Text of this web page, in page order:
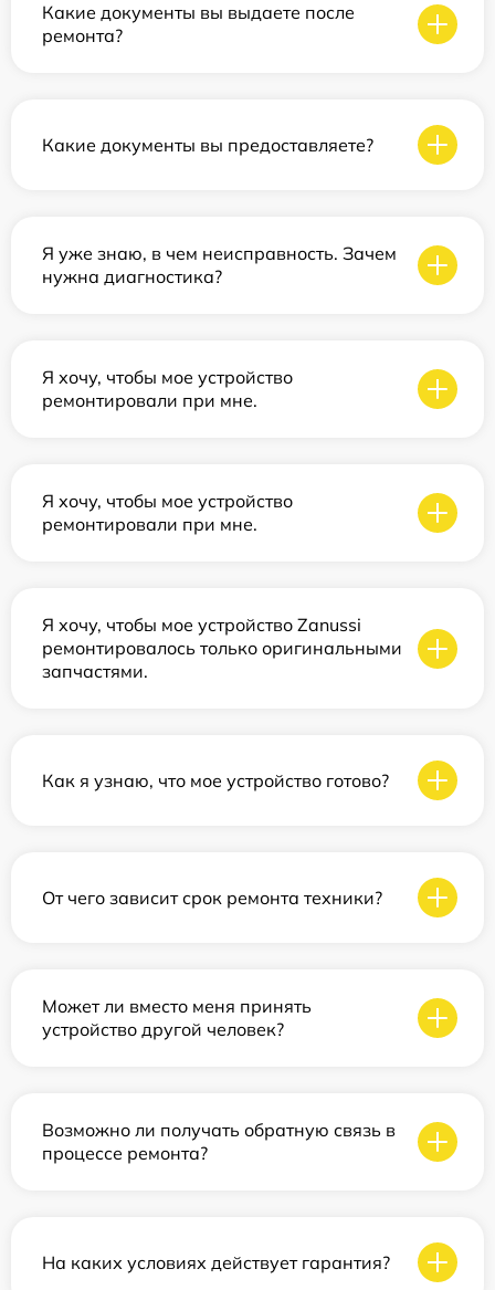
Какие документы вы выдаете после
ремонта?
Какие документы вы предоставляете?
Я уже знаю, в чем неисправность. Зачем
нужна диагностика?
Я хочу, чтобы мое устройство
ремонтировали при мне.
Я хочу, чтобы мое устройство
ремонтировали при мне.
Я хочу, чтобы мое устройство Zanussi
ремонтировалось только оригинальными
запчастями.
Как я узнаю, что мое устройство готово?
От чего зависит срок ремонта техники?
Может ли вместо меня принять
устройство другой человек?
Возможно ли получать обратную связь в
процессе ремонта?
На каких условиях действует гарантия?